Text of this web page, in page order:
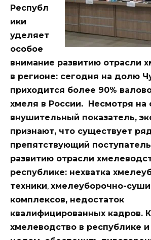
Республ
ики
уделяет
особое
внимание развитию отрасли
в регионе: сегодня на долю
приходится более 90%
хмеля в России. Несмотря на
внушительный показатель,
признают, что существует
препятствующий
развитию отрасли
республике: нехватка
техники, хмелеуборочно-
комплексов, недостаток
квалифицированных кадров.
хмелеводство в республике и